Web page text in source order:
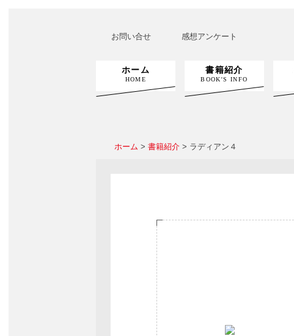
お問い合せ 感想アンケート
ホーム
HOME
書籍紹介
BOOK'S INFO
ホーム > 書籍紹介 > ラディアン４